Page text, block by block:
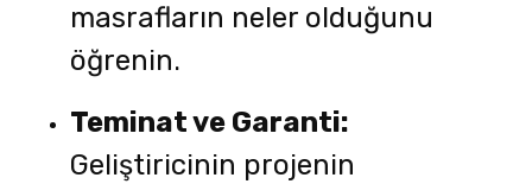
masrafların neler olduğunu
öğrenin.
Teminat ve Garanti:
Geliştiricinin projenin